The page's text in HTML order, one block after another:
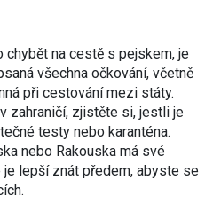
chybět na cestě s pejskem, je
všechna očkování, včetně
při cestování mezi státy.
zahraničí, zjistěte si, jestli je
testy nebo karanténa.
nebo Rakouska má své
lepší znát předem, abyste se